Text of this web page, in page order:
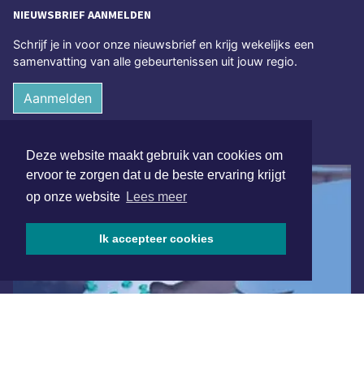
Deze website maakt gebruik van cookies om
ervoor te zorgen dat u de beste ervaring krijgt
op onze website Lees meer
Ik accepteer cookies
NIEUWSBRIEF AANMELDEN
Schrijf je in voor onze nieuwsbrief en krijg wekelijks een
samenvatting van alle gebeurtenissen uit jouw regio.
Aanmelden